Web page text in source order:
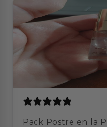
Pack Postre en la